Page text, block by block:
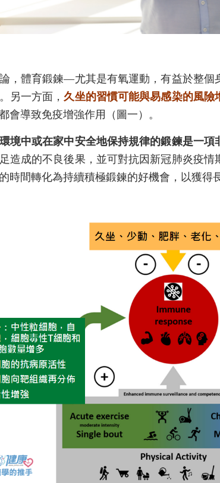
，體育鍛鍊—尤其是有氧運動，有益於整個
另一方面， 久坐的習慣可能與易感染的風險
會導致免疫增強作用（圖一）。
境中或在家中安全地保持規律的鍛鍊是一項
造成的不良後果，並可對抗因新冠肺炎疫
時間轉化為持續積極鍛鍊的好機會，以獲得